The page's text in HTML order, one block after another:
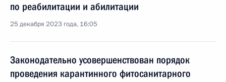
по реабилитации и абилитации
25 декабря 2023 года, 16:05
Законодательно усовершенствован порядок
проведения карантинного фитосанитарного